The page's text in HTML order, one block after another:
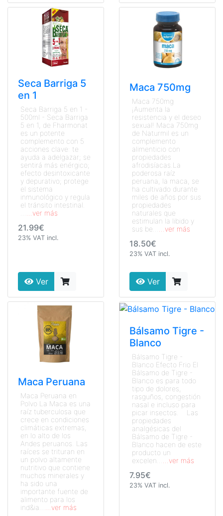
Seca Barriga 5
en 1
Seca Barriga 5 en 1 -
500ml - Seca Barriga
5 en 1, de Fharmonat
es un potente
complemento con 5
acciones clave: te
ayuda a adelgazar; se
sentirá más enérgico;
efecto desintoxicante
y depurativo; protege
el sistema
inmunológico y regula
el tránsito intestinal.
...ver más
21.99€
23% VAT incl.
Ver
Maca 750mg
Maca 750mg
¡Aumenta la
resistencia y el deseo
sexual! Maca 750mg
de Naturmil es un
complemento
alimenticio con
propiedades
afrodisíacas.La
poderosa raíz
peruana, la maca, se
ha cultivado durante
miles de años por sus
propiedades
naturales que
estimulan la libido y
sus be...
...ver más
18.50€
23% VAT incl.
Ver
Maca Peruana
Maca Peruana en
Polvo La Maca es una
raíz tuberculosa que
crece en condiciones
climáticas extremas,
en lo alto de los
Andes peruanos. Las
raíces se trituran en
un polvo altamente
nutritivo que contiene
muchos minerales y
ha sido una
importante fuente de
alimento para los
ind&ia...
...ver más
Bálsamo Tigre -
Blanco
Bálsamo Tigre -
Blanco Efecto Frio El
Bálsamo de Tigre -
Blanco es para todo
tipo de dolores,
rasguños, congestión
nasal e incluso para
picar insectos. Las
propiedades
analgésicas del
Bálsamo de Tigre -
Blanco hacen de este
producto un
excelen...
...ver más
7.95€
23% VAT incl.